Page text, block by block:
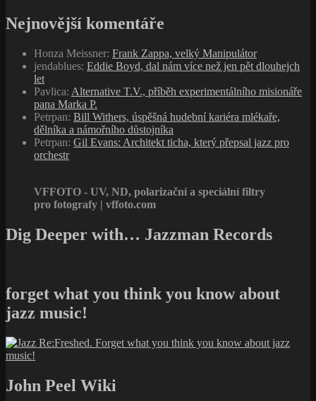
Nejnovější komentáře
Honza Meissner: Frank Zappa, velký Manipulátor
jendablues: Eddie Boyd, dal nám více než jen pět dlouhejch
let
Pavlica: Alternative T.V., příběh experimentálního misionáře
pana Marka P.
Petrpan: Bill Withers, úspěšná hudební kariéra mlékaře,
dělníka a námořního důstojníka
Petrpan: Gil Evans: Architekt ticha, který přepsal jazz pro
orchestr
VFFOTO - UV, ND, polarizační a speciální filtry
pro fotografy | vffoto.com
Dig Deeper with… Jazzman Records
forget what you think you know about
jazz music!
John Peel Wiki